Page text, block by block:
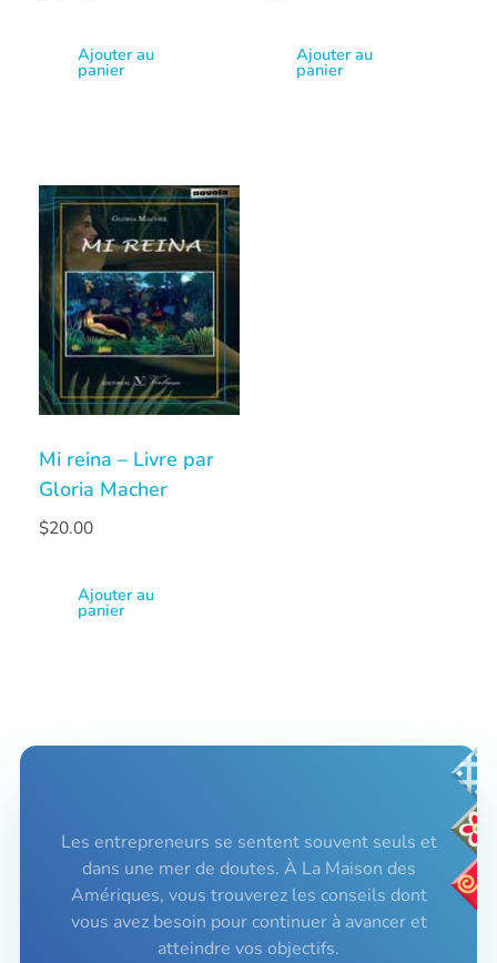
Ajouter au
panier
Ajouter au
panier
Mi reina – Livre par
Gloria Macher
$20.00
Ajouter au
panier
Les entrepreneurs se sentent souvent seuls et
dans une mer de doutes. À La Maison des
Amériques, vous trouverez les conseils dont
vous avez besoin pour continuer à avancer et
atteindre vos objectifs.